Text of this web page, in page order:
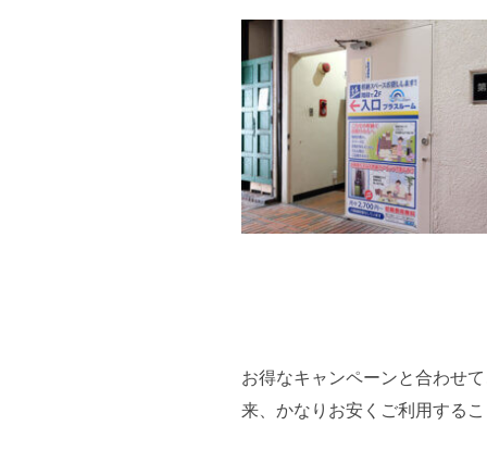
お得なキャンペーンと合わせ
来、かなりお安くご利用する